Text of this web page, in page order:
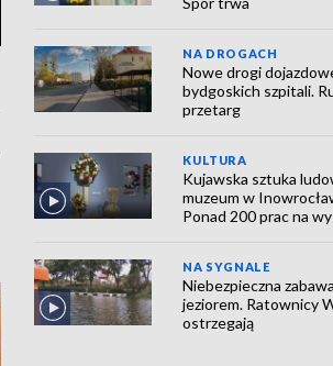
NA DROGACH
Nowe drogi
bydgoskich szpitali.
przetarg
KULTURA
Kujawska sztuka
muzeum w
Ponad 200 prac na
NA SYGNALE
Niebezpieczna
jeziorem. Ratownicy
ostrzegają